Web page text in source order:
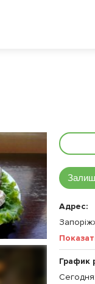
Адрес:
График
Сегодня